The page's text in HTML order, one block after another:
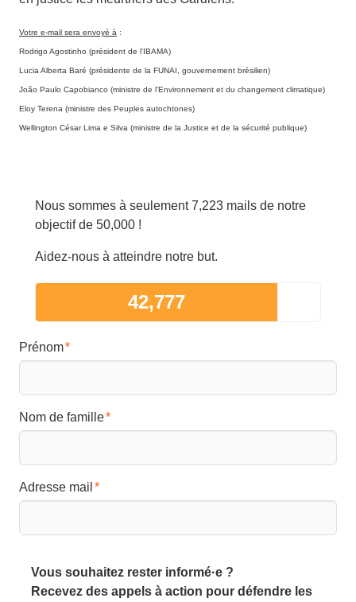
Votre e-mail sera envoyé à :
Rodrigo Agostinho (président de l'IBAMA)
Lucia Alberta Baré (présidente de la FUNAI, gouvernement brésilien)
João Paulo Capobianco (ministre de l'Environnement et du changement climatique)
Eloy Terena (ministre des Peuples autochtones)
Wellington César Lima e Silva (ministre de la Justice et de la sécurité publique)
Nous sommes à seulement 7,223 mails de notre
objectif de 50,000 !
Aidez-nous à atteindre notre but.
42,777
Prénom
Nom de famille
Adresse mail
Vous souhaitez rester informé·e ?
Recevez des appels à action pour défendre les